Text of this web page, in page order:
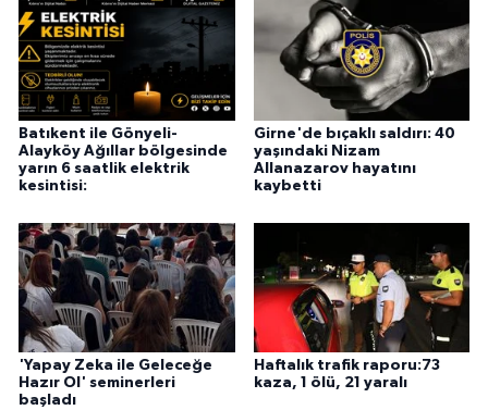
Batıkent ile Gönyeli-
Alayköy Ağıllar bölgesinde
yarın 6 saatlik elektrik
kesintisi:
Girne'de bıçaklı saldırı: 40
yaşındaki Nizam
Allanazarov hayatını
kaybetti
'Yapay Zeka ile Geleceğe
Hazır Ol' seminerleri
başladı
Haftalık trafik raporu:73
kaza, 1 ölü, 21 yaralı